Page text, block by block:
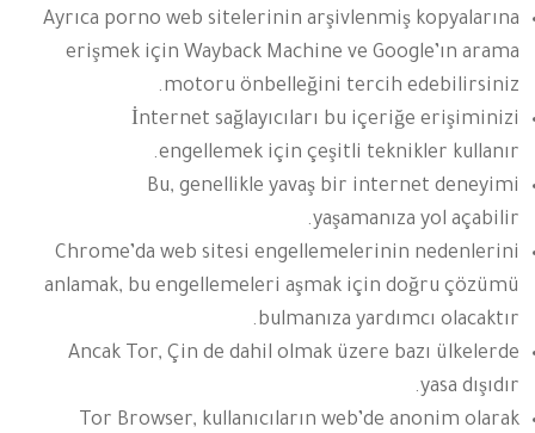
Ayrıca porno web sitelerinin arşivlenmiş kopyalarına
erişmek için Wayback Machine ve Google’ın arama
motoru önbelleğini tercih edebilirsiniz.
İnternet sağlayıcıları bu içeriğe erişiminizi
engellemek için çeşitli teknikler kullanır.
Bu, genellikle yavaş bir internet deneyimi
yaşamanıza yol açabilir.
Chrome’da web sitesi engellemelerinin nedenlerini
anlamak, bu engellemeleri aşmak için doğru çözümü
bulmanıza yardımcı olacaktır.
Ancak Tor, Çin de dahil olmak üzere bazı ülkelerde
yasa dışıdır.
Tor Browser, kullanıcıların web’de anonim olarak